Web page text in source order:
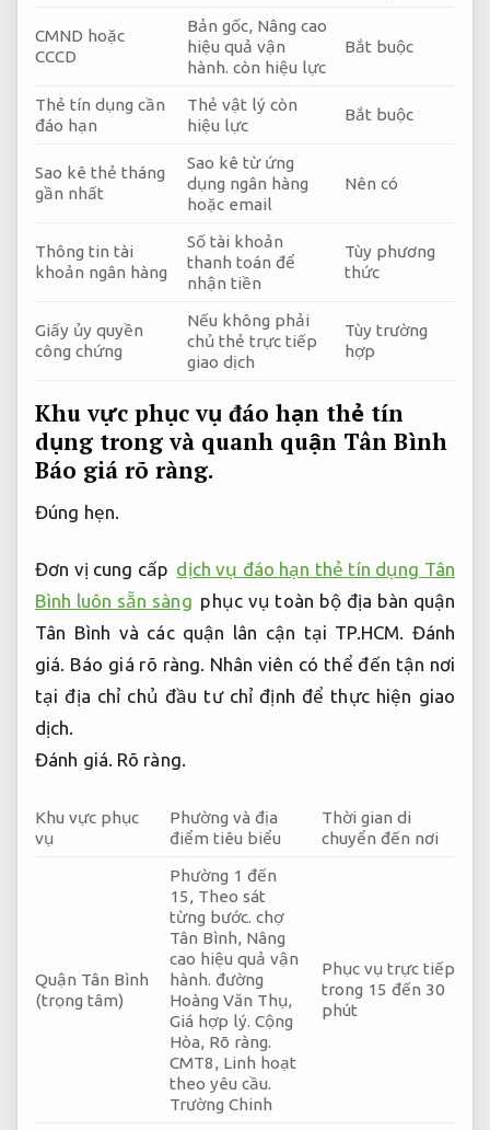
CMND hoặc
CCCD
Bản gốc, Nâng cao
hiệu quả vận
hành. còn hiệu lực
Bắt buộc
Thẻ tín dụng cần
đáo hạn
Thẻ vật lý còn
hiệu lực
Bắt buộc
Sao kê thẻ tháng
gần nhất
Sao kê từ ứng
dụng ngân hàng
hoặc email
Nên có
Thông tin tài
khoản ngân hàng
Số tài khoản
thanh toán để
nhận tiền
Tùy phương
thức
Giấy ủy quyền
công chứng
Nếu không phải
chủ thẻ trực tiếp
giao dịch
Tùy trường
hợp
Khu vực phục vụ đáo hạn thẻ tín
dụng trong và quanh quận Tân Bình
Báo giá rõ ràng.
Đúng hẹn.
Đơn vị cung cấp dịch vụ đáo hạn thẻ tín dụng Tân
Bình luôn sẵn sàng phục vụ toàn bộ địa bàn quận
Tân Bình và các quận lân cận tại TP.HCM. Đánh
giá. Báo giá rõ ràng. Nhân viên có thể đến tận nơi
tại địa chỉ chủ đầu tư chỉ định để thực hiện giao
dịch.
Đánh giá. Rõ ràng.
Khu vực phục
vụ
Phường và địa
điểm tiêu biểu
Thời gian di
chuyển đến nơi
Quận Tân Bình
(trọng tâm)
Phường 1 đến
15, Theo sát
từng bước. chợ
Tân Bình, Nâng
cao hiệu quả vận
hành. đường
Hoàng Văn Thụ,
Giá hợp lý. Cộng
Hòa, Rõ ràng.
CMT8, Linh hoạt
theo yêu cầu.
Trường Chinh
Phục vụ trực tiếp
trong 15 đến 30
phút